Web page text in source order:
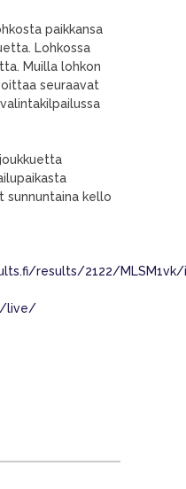
paikkansa
Lohkossa
Muilla lohkon
seuraavat
sunnuntaina kello
results/2122/MLSM1vk/
live/